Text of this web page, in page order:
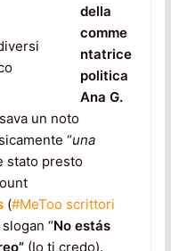
della
comme
ntatrice
politica
Ana G.
un noto
“una
stato presto
(#MeToo scrittori
“No estás
(Io ti credo).